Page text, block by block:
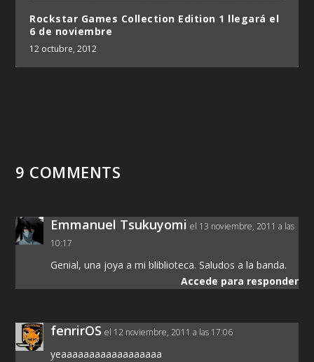
Rockstar Games Collection Edition 1 llegará el
6 de noviembre
12 octubre, 2012
9 COMMENTS
Emmanuel Tsukuyomi el 13 noviembre, 2011 a las
10:17
Genial, una joya a mi bliblioteca. Saludos a la banda.
Accede para responder
fenrirOS el 12 noviembre, 2011 a las 17:06
yeaaaaaaaaaaaaaaaaaa